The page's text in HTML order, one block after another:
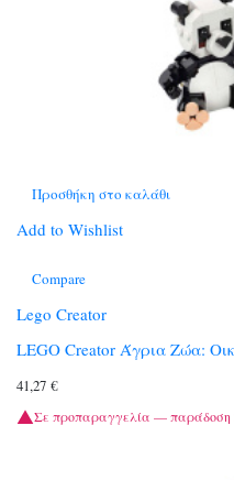
Προσθήκη στο καλάθι
Add to Wishlist
Compare
Lego Creator
LEGO Creator Άγρια Ζώα:
41,27 €
Σε προπαραγγελία — παράδοση